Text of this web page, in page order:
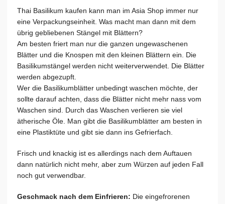
Thai Basilikum kaufen kann man im Asia Shop immer nur
eine Verpackungseinheit. Was macht man dann mit dem
übrig gebliebenen Stängel mit Blättern?
Am besten friert man nur die ganzen ungewaschenen
Blätter und die Knospen mit den kleinen Blättern ein. Die
Basilikumstängel werden nicht weiterverwendet. Die Blätter
werden abgezupft.
Wer die Basilikumblätter unbedingt waschen möchte, der
sollte darauf achten, dass die Blätter nicht mehr nass vom
Waschen sind. Durch das Waschen verlieren sie viel
ätherische Öle. Man gibt die Basilikumblätter am besten in
eine Plastiktüte und gibt sie dann ins Gefrierfach.
Frisch und knackig ist es allerdings nach dem Auftauen
dann natürlich nicht mehr, aber zum Würzen auf jeden Fall
noch gut verwendbar.
Geschmack nach dem Einfrieren: Die eingefrorenen